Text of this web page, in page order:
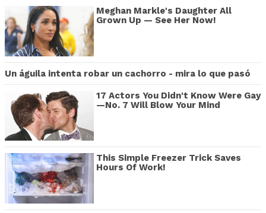
Meghan Markle's Daughter All
Grown Up — See Her Now!
Un águila intenta robar un cachorro - mira lo que pasó
17 Actors You Didn't Know Were Gay
—No. 7 Will Blow Your Mind
This Simple Freezer Trick Saves
Hours Of Work!